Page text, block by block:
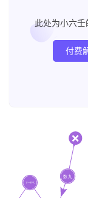
此处为小六壬
付费